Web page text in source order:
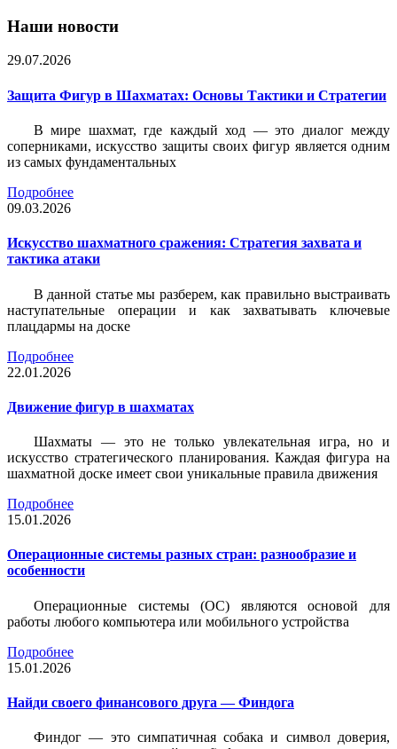
Наши новости
29.07.2026
Защита Фигур в Шахматах: Основы Тактики и Стратегии
В мире шахмат, где каждый ход — это диалог между
соперниками, искусство защиты своих фигур является одним
из самых фундаментальных
Подробнее
09.03.2026
Искусство шахматного сражения: Стратегия захвата и
тактика атаки
В данной статье мы разберем, как правильно выстраивать
наступательные операции и как захватывать ключевые
плацдармы на доске
Подробнее
22.01.2026
Движение фигур в шахматах
Шахматы — это не только увлекательная игра, но и
искусство стратегического планирования. Каждая фигура на
шахматной доске имеет свои уникальные правила движения
Подробнее
15.01.2026
Операционные системы разных стран: разнообразие и
особенности
Операционные системы (ОС) являются основой для
работы любого компьютера или мобильного устройства
Подробнее
15.01.2026
Найди своего финансового друга — Финдога
Финдог — это симпатичная собака и символ доверия,